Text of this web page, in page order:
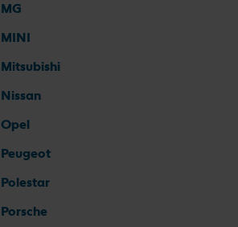
MG
MINI
Mitsubishi
Nissan
Opel
Peugeot
Polestar
Porsche